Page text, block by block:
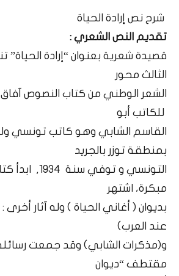
شرح نص إرادة الحياة
تقديم النص الشعري :
قصيدة شعرية بعنوان “إرادة الحياة”
الثالث محور
الشعر الوطني من كتاب النصوص آفاق
للكاتب أبو
بمنطقة توزر بالجريد
التونسي و
مبكرة، اشتهر
بديوان ( أغاني الحياة ) وله آثار أخرى
عند العرب)
و(مذكرات الشابي) وقد جمعت
مقتطف “ديوان